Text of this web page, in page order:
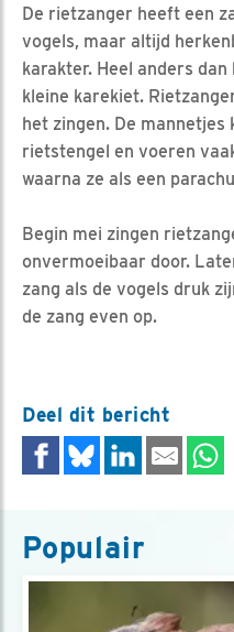
De rietzanger heeft een
vogels, maar altijd
karakter. Heel anders
kleine karekiet.
het zingen. De
rietstengel en voeren
waarna ze als een
Begin mei zingen
onvermoeibaar door.
zang als de vogels druk
de zang even op.
Deel dit bericht
Populair